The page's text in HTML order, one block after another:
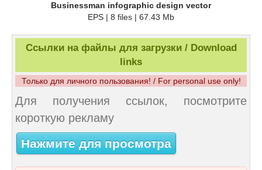
Businessman infographic design vector
EPS | 8 files | 67.43 Mb
Ссылки на файлы для загрузки / Download
links
Только для личного пользования! / For personal use only!
Для получения ссылок, посмотрите
короткую рекламу
Нажмите для просмотра